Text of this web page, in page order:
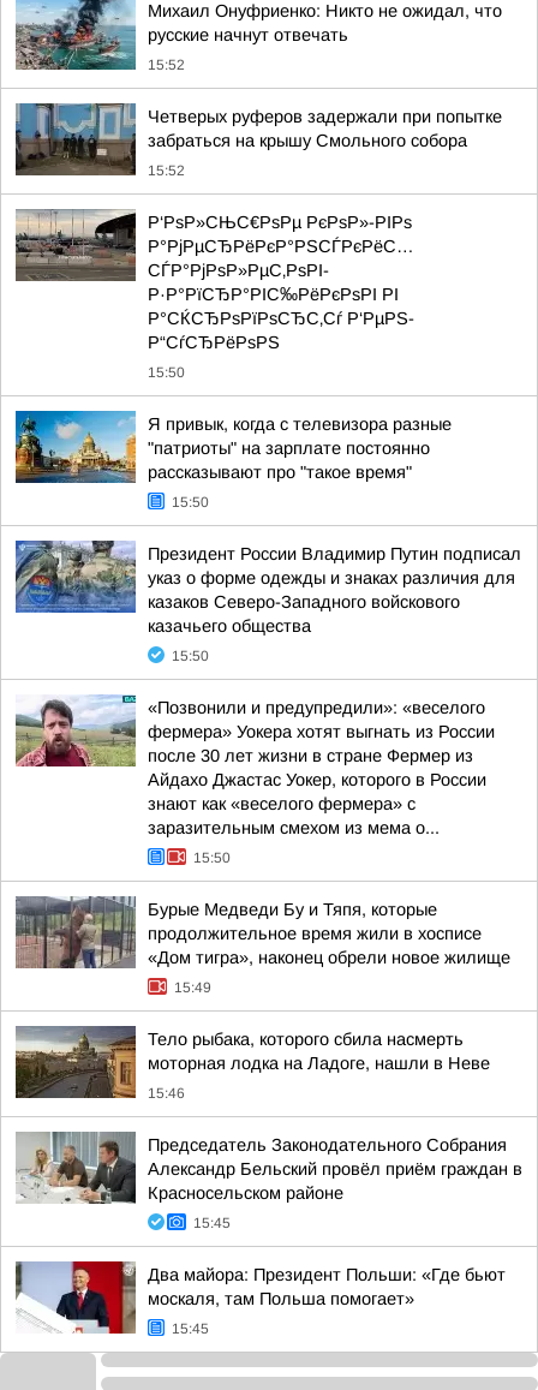
Михаил Онуфриенко: Никто не ожидал, что
русские начнут отвечать
15:52
Четверых руферов задержали при попытке
забраться на крышу Смольного собора
15:52
Р‘РѕР»СЊС€РѕРµ РєРѕР»-РІРѕ
Р°РјРµСЂРёРєР°РЅСЃРєРёС…
СЃР°РјРѕР»РµС‚РѕРІ-
Р·Р°РїСЂР°РІС‰РёРєРѕРІ РІ
Р°СЌСЂРѕРїРѕСЂС‚Сѓ Р‘РµРЅ-
Р“СѓСЂРёРѕРЅ
15:50
Я привык, когда с телевизора разные
"патриоты" на зарплате постоянно
рассказывают про "такое время"
15:50
Президент России Владимир Путин подписал
указ о форме одежды и знаках различия для
казаков Северо-Западного войскового
казачьего общества
15:50
«Позвонили и предупредили»: «веселого
фермера» Уокера хотят выгнать из России
после 30 лет жизни в стране Фермер из
Айдахо Джастас Уокер, которого в России
знают как «веселого фермера» с
заразительным смехом из мема о...
15:50
Бурые Медведи Бу и Тяпя, которые
продолжительное время жили в хосписе
«Дом тигра», наконец обрели новое жилище
15:49
Тело рыбака, которого сбила насмерть
моторная лодка на Ладоге, нашли в Неве
15:46
Председатель Законодательного Собрания
Александр Бельский провёл приём граждан в
Красносельском районе
15:45
Два майора: Президент Польши: «Где бьют
москаля, там Польша помогает»
15:45